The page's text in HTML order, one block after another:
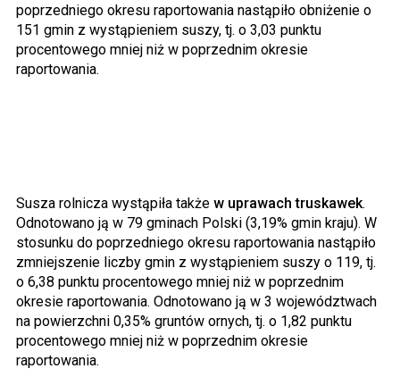
poprzedniego okresu raportowania nastąpiło obniżenie o
151 gmin z wystąpieniem suszy, tj. o 3,03 punktu
procentowego mniej niż w poprzednim okresie
raportowania.
Susza rolnicza wystąpiła także w uprawach truskawek.
Odnotowano ją w 79 gminach Polski (3,19% gmin kraju). W
stosunku do poprzedniego okresu raportowania nastąpiło
zmniejszenie liczby gmin z wystąpieniem suszy o 119, tj.
o 6,38 punktu procentowego mniej niż w poprzednim
okresie raportowania. Odnotowano ją w 3 województwach
na powierzchni 0,35% gruntów ornych, tj. o 1,82 punktu
procentowego mniej niż w poprzednim okresie
raportowania.